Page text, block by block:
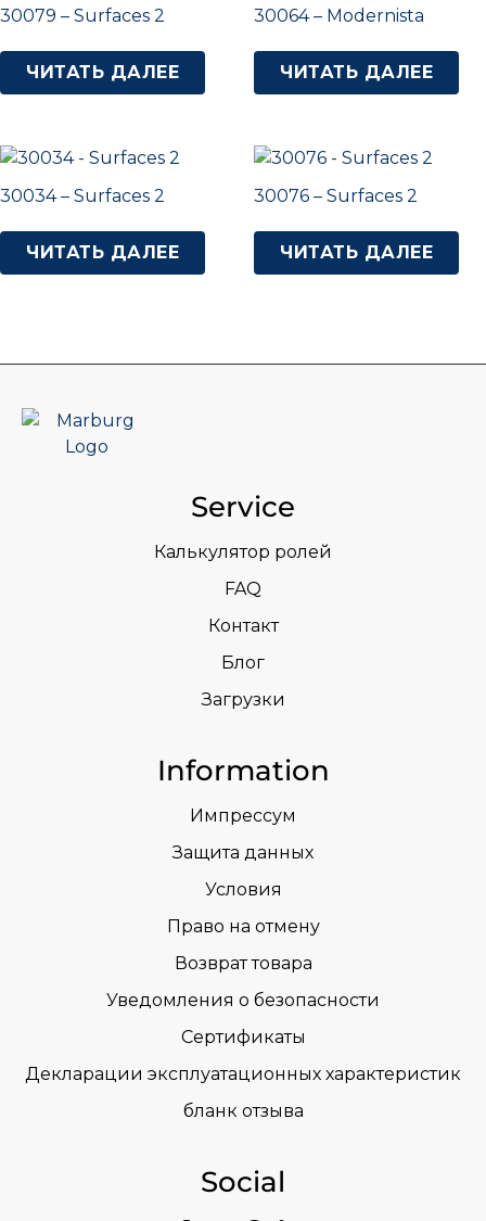
30079 – Surfaces 2
ЧИТАТЬ ДАЛЕЕ
30064 – Modernista
ЧИТАТЬ ДАЛЕЕ
30034 – Surfaces 2
ЧИТАТЬ ДАЛЕЕ
30076 – Surfaces 2
ЧИТАТЬ ДАЛЕЕ
Service
Калькулятор ролей
FAQ
Контакт
Блог
Загрузки
Information
Импрессум
Защита данных
Условия
Право на отмену
Возврат товара
Уведомления о безопасности
Сертификаты
Декларации эксплуатационных характеристик
бланк отзыва
Social